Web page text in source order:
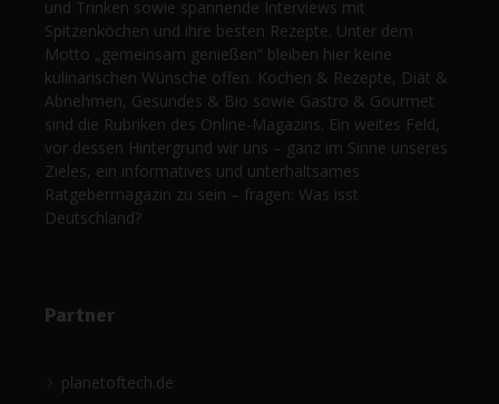
und Trinken sowie spannende Interviews mit
Spitzenköchen und ihre besten Rezepte. Unter dem
Motto „gemeinsam genießen“ bleiben hier keine
kulinarischen Wünsche offen. Kochen & Rezepte, Diät &
Abnehmen, Gesundes & Bio sowie Gastro & Gourmet
sind die Rubriken des Online-Magazins. Ein weites Feld,
vor dessen Hintergrund wir uns – ganz im Sinne unseres
Zieles, ein informatives und unterhaltsames
Ratgebermagazin zu sein – fragen: Was isst
Deutschland?
Partner
planetoftech.de